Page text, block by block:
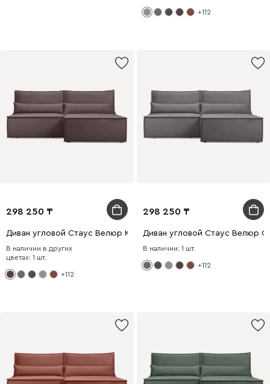
+112
298 250
Диван угловой Стаус Велюр Коричневый
В наличии в других
цветах: 1 шт.
+112
298 250
Диван угловой Стаус Велюр
В наличии: 1 шт.
+112